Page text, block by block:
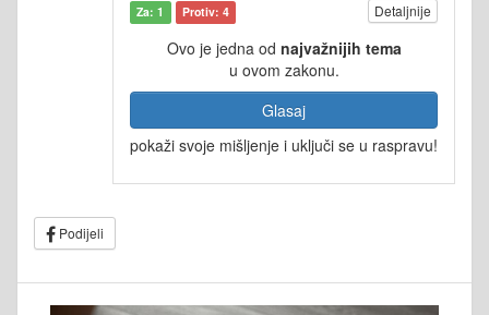
Za: 1 Protiv: 4 Detaljnije
Ovo je jedna od najvažnijih tema
u ovom zakonu.
Glasaj
pokaži svoje mišljenje i uključi se u raspravu!
Podijeli